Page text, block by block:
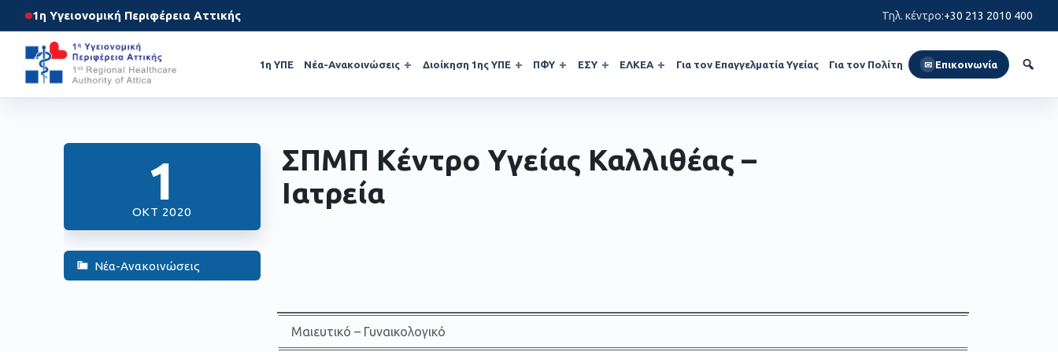
1η Υγειονομική Περιφέρεια Αττικής Τηλ. κέντρο:+30 213 2010 400
1η ΥΠΕ Νέα-Ανακοινώσεις Διοίκηση 1ης ΥΠΕ ΠΦΥ ΕΣΥ ΕΛΚΕΑ Για τον Επαγγελματία Υγείας Για τον Πολίτη ✉ Επικοινωνία
1
ΟΚΤ 2020
Νέα-Ανακοινώσεις
ΣΠΜΠ Κέντρο Υγείας Καλλιθέας –
Ιατρεία
Μαιευτικό – Γυναικολογικό